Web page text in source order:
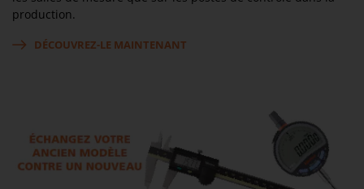
production.
DÉCOUVREZ-LE MAINTENANT